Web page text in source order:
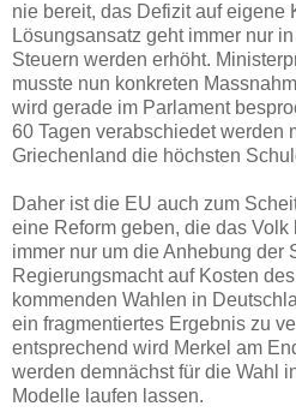
nie bereit, das Defizit auf eigene
Lösungsansatz geht immer nur
Steuern werden erhöht.
musste nun konkreten
wird gerade im Parlament
60 Tagen verabschiedet werden
Griechenland die höchsten
Daher ist die EU auch zum
eine Reform geben, die das
immer nur um die Anhebung der
Regierungsmacht auf Kosten
kommenden Wahlen in
ein fragmentiertes Ergebnis zu
entsprechend wird Merkel am
werden demnächst für die Wahl
Modelle laufen lassen.